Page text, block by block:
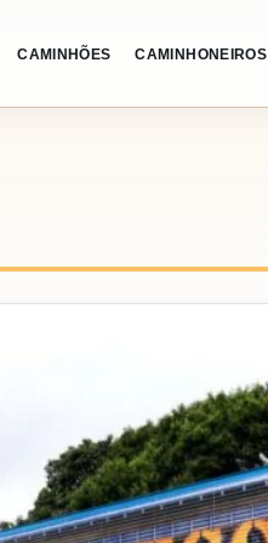
CAMINHÕES CAMINHONEIROS